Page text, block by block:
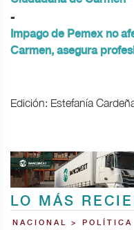
-
Impago de Pemex no
Carmen, asegura
Edición: Estefanía
LO MÁS
NACIONAL > POLÍTICA